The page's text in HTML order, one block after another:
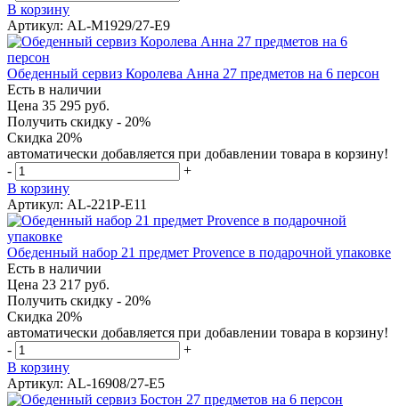
В корзину
Артикул: AL-M1929/27-E9
Обеденный сервиз Королева Анна 27 предметов на 6 персон
Есть в наличии
Цена 35 295 руб.
Получить скидку - 20%
Скидка 20%
автоматически добавляется при добавлении товара в корзину!
-
+
В корзину
Артикул: AL-221P-E11
Обеденный набор 21 предмет Provence в подарочной упаковке
Есть в наличии
Цена 23 217 руб.
Получить скидку - 20%
Скидка 20%
автоматически добавляется при добавлении товара в корзину!
-
+
В корзину
Артикул: AL-16908/27-E5